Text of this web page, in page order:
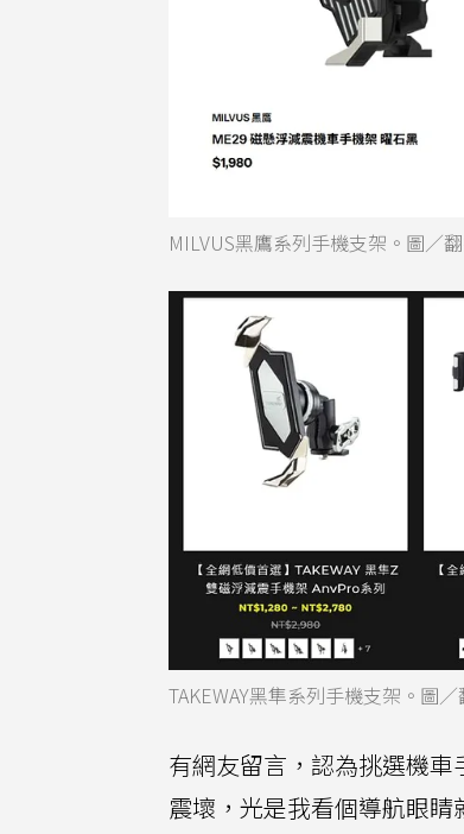
MILVUS黑鷹系列手機支架。圖／
TAKEWAY黑隼系列手機支架。圖／
有網友留言，認為挑選機車
震壞，光是我看個導航眼